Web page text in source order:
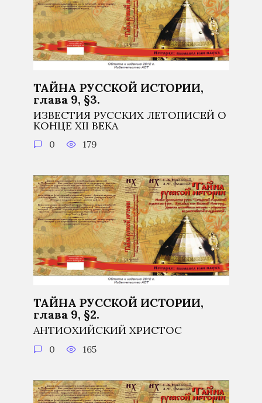
ТАЙНА РУССКОЙ ИСТОРИИ,
глава 9, §3.
ИЗВЕСТИЯ РУССКИХ ЛЕТОПИСЕЙ О
КОНЦЕ XII ВЕКА
0 179
ТАЙНА РУССКОЙ ИСТОРИИ,
глава 9, §2.
АНТИОХИЙСКИЙ ХРИСТОС
0 165